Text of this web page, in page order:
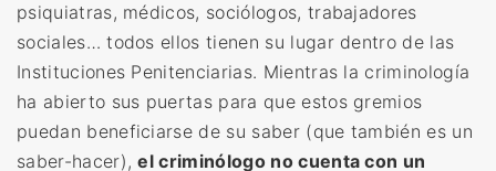
psiquiatras, médicos, sociólogos, trabajadores
sociales… todos ellos tienen su lugar dentro de las
Instituciones Penitenciarias. Mientras la criminología
ha abierto sus puertas para que estos gremios
puedan beneficiarse de su saber (que también es un
saber-hacer),el criminólogo no cuenta con un